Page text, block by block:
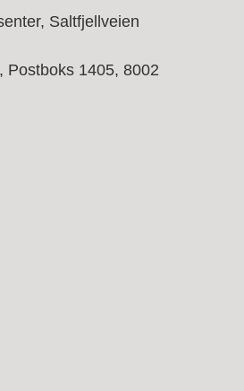
Saltfjellveien
Postboks 1405, 8002